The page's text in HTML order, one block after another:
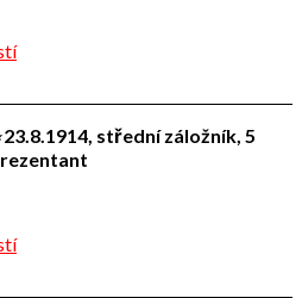
střední záložník, 5